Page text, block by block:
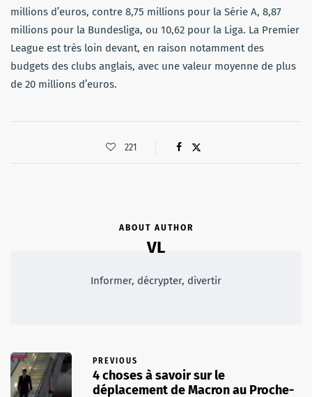
millions d’euros, contre 8,75 millions pour la Série A, 8,87
millions pour la Bundesliga, ou 10,62 pour la Liga. La Premier
League est très loin devant, en raison notamment des
budgets des clubs anglais, avec une valeur moyenne de plus
de 20 millions d’euros.
221
ABOUT AUTHOR
VL
Informer, décrypter, divertir
PREVIOUS
4 choses à savoir sur le
déplacement de Macron au Proche-